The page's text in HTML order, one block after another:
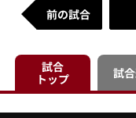
前の試合
試合
トップ
試